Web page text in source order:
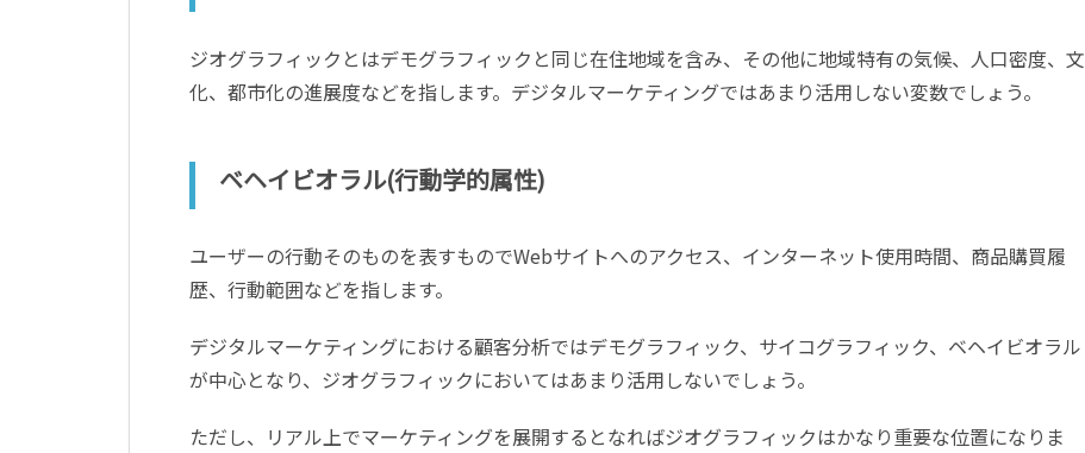
ジオグラフィックとはデモグラフィックと同じ在住地域を含み、その他に地域特有の気候、人口密度、文
化、都市化の進展度などを指します。デジタルマーケティングではあまり活用しない変数でしょう。
ベヘイビオラル(行動学的属性)
ユーザーの行動そのものを表すものでWebサイトへのアクセス、インターネット使用時間、商品購買履
歴、行動範囲などを指します。
デジタルマーケティングにおける顧客分析ではデモグラフィック、サイコグラフィック、ベヘイビオラル
が中心となり、ジオグラフィックにおいてはあまり活用しないでしょう。
ただし、リアル上でマーケティングを展開するとなればジオグラフィックはかなり重要な位置になりま